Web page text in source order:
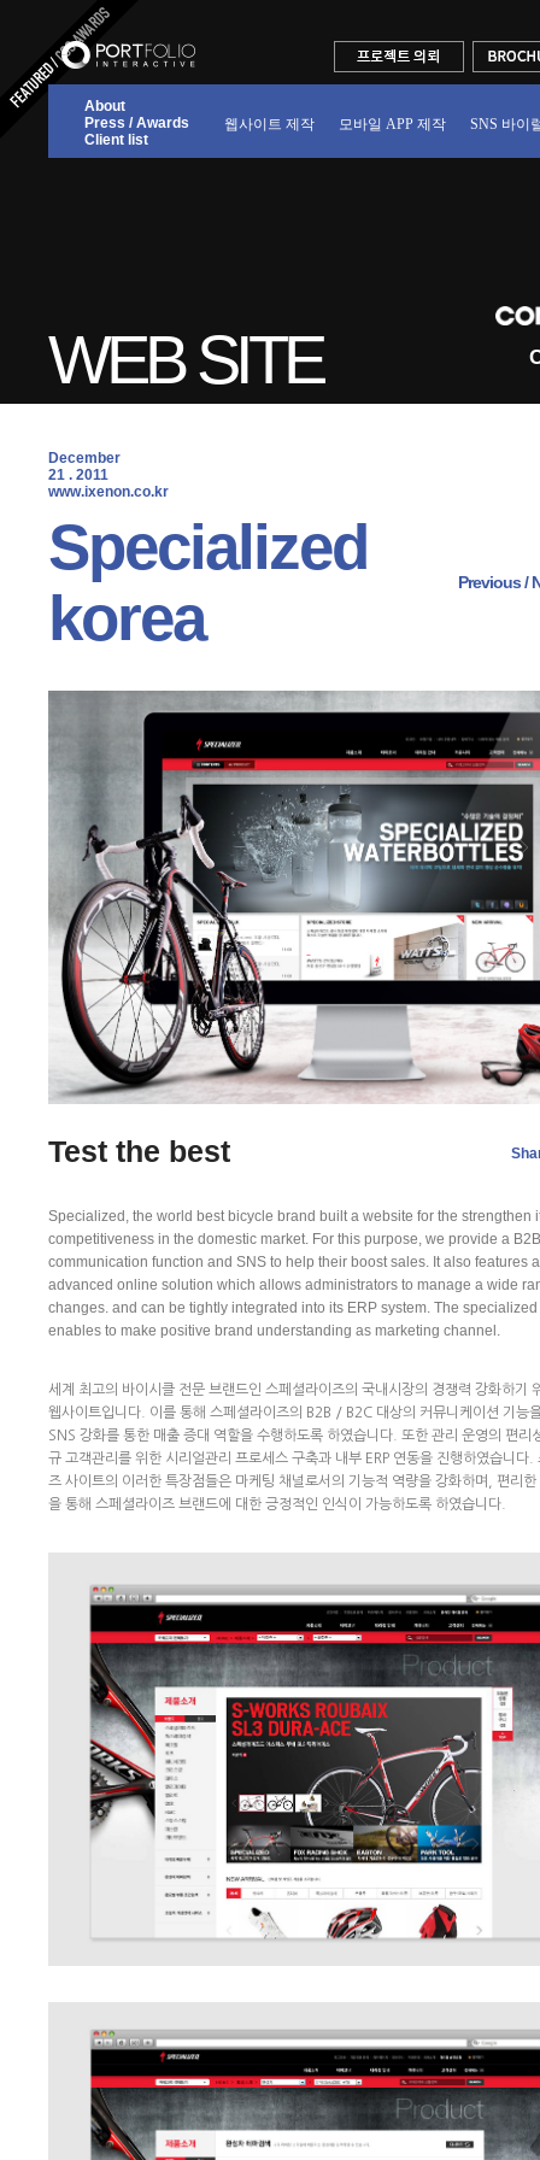
About
Press / Awards
Client list
웹사이트 제작 모바일 APP 제작 SNS 바이
WEB SITE
December
21 . 2011
www.ixenon.co.kr
Specialized
korea
Previous /
Test the best
Specialized, the world best bicycle brand built a website for the strengthen
competitiveness in the domestic market. For this purpose, we provide a
communication function and SNS to help their boost sales. It also features
advanced online solution which allows administrators to manage a wide
changes. and can be tightly integrated into its ERP system. The
enables to make positive brand understanding as marketing channel.
세계 최고의 바이시클 전문 브랜드인 스페셜라이즈의 국내시장의 경쟁력 강화하기
웹사이트입니다. 이를 통해 스페셜라이즈의 B2B / B2C 대상의 커뮤니케이션 기능
SNS 강화를 통한 매출 증대 역할을 수행하도록 하였습니다. 또한 관리 운영의 편리
규 고객관리를 위한 시리얼관리 프로세스 구축과 내부 ERP 연동을 진행하였습니다.
즈 사이트의 이러한 특장점들은 마케팅 채널로서의 기능적 역량을 강화하며, 편리한
을 통해 스페셜라이즈 브랜드에 대한 긍정적인 인식이 가능하도록 하였습니다.